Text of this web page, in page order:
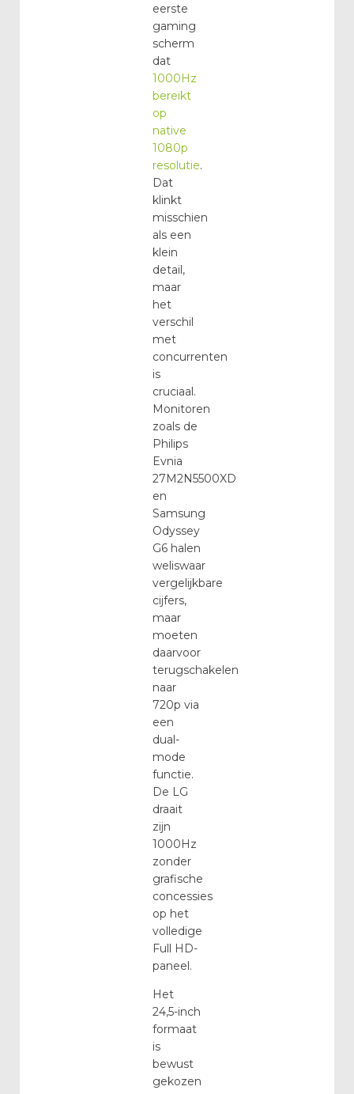
eerste
gaming
scherm
dat
1000Hz
bereikt
op
native
1080p
resolutie.
Dat
klinkt
misschien
als een
klein
detail,
maar
het
verschil
met
concurrenten
is
cruciaal.
Monitoren
zoals de
Philips
Evnia
27M2N5500XD
en
Samsung
Odyssey
G6 halen
weliswaar
vergelijkbare
cijfers,
maar
moeten
daarvoor
terugschakelen
naar
720p via
een
dual-
mode
functie.
De LG
draait
zijn
1000Hz
zonder
grafische
concessies
op het
volledige
Full HD-
paneel.
Het
24,5-inch
formaat
is
bewust
gekozen